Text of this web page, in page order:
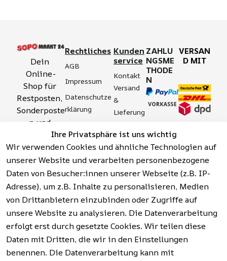
Ihre Privatsphäre ist uns wichtig
Wir verwenden Cookies und ähnliche Technologien auf
unserer Website und verarbeiten personenbezogene
Daten von Besucher:innen unserer Webseite (z.B. IP-
Adresse), um z.B. Inhalte zu personalisieren, Medien
von Drittanbietern einzubinden oder Zugriffe auf
unsere Website zu analysieren. Die Datenverarbeitung
erfolgt erst durch gesetzte Cookies. Wir teilen diese
Daten mit Dritten, die wir in den Einstellungen
benennen. Die Datenverarbeitung kann mit
Dein
Online-
Shop für
Restposten,
Sonderposte
n und
Aktionsartik
el rund um
Werkzeuge,
Garten,
Haushalt
und mehr.
Vertrag
widerrufen
Rechtliches
AGB
Impressum
Datenschutze
rklärung
tserklärung
Widerrufsrech
t
Hinweise zur
Batterieentso
rgung
Kunden
service
Kontakt
Versand
&
Lieferung
&
Sicherhei
t
Häufige
Fragen
(FAQ)
ZAHLU
NGSME
THODE
N
VERSAN
D MIT